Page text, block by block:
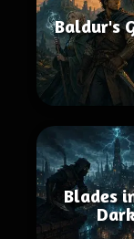
Baldur's
Blades